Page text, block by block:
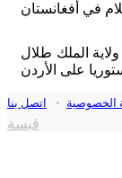
ولاية الملك طلال
الخصوصية • اتصل بنا
قبسة